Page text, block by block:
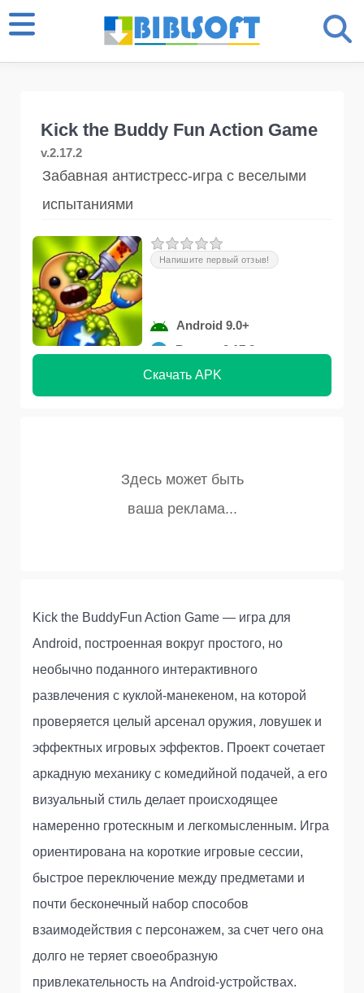
Kick the Buddy Fun Action Game
v.2.17.2
Забавная антистресс-игра с веселыми
испытаниями
Напишите первый отзыв!
Android 9.0+
Версия 2.17.2
Скачать APK
Kick the BuddyFun Action Game — игра для
Android, построенная вокруг простого, но
необычно поданного интерактивного
развлечения с куклой-манекеном, на которой
проверяется целый арсенал оружия, ловушек и
эффектных игровых эффектов. Проект сочетает
аркадную механику с комедийной подачей, а его
визуальный стиль делает происходящее
намеренно гротескным и легкомысленным. Игра
ориентирована на короткие игровые сессии,
быстрое переключение между предметами и
почти бесконечный набор способов
взаимодействия с персонажем, за счет чего она
долго не теряет своеобразную
привлекательность на Android-устройствах.